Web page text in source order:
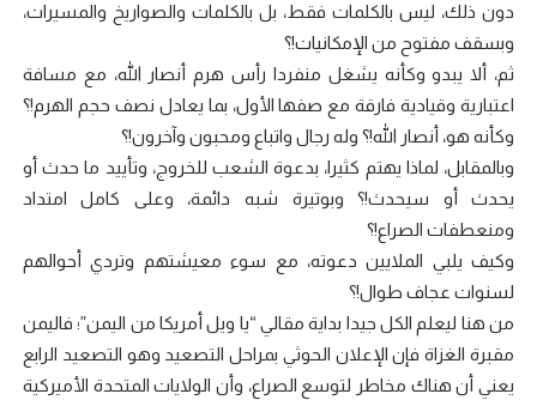
دون ذلك، ليس بالكلمات فقط، بل بالكلمات والصواريخ والمسيرات،
وبسقف مفتوح من الإمكانيات!؟
ثم، ألا يبدو وكأنه يشغل منفردا رأس هرم أنصار الله، مع مسافة
اعتبارية وقيادية فارقة مع صفها الأول، بما يعادل نصف حجم الهرم!؟
وكأنه هو، أنصار الله!؟ وله رجال واتباع ومحبون وآخرون!؟
وبالمقابل، لماذا يهتم كثيرا، بدعوة الشعب للخروج، وتأييد ما حدث أو
يحدث أو سيحدث!؟ وبوتيرة شبه دائمة، وعلى كامل امتداد
ومنعطفات الصراع!؟
وكيف يلبي الملايين دعوته، مع سوء معيشتهم وتردي أحوالهم
لسنوات عجاف طوال!؟
من هنا ليعلم الكل جيدا بداية مقالي “يا ويل أمريكا من اليمن”؛ فاليمن
مقبرة الغزاة فإن الإعلان الحوثي بمراحل التصعيد وهو التصعيد الرابع
يعني أن هناك مخاطر لتوسع الصراع، وأن الولايات المتحدة الأميركية